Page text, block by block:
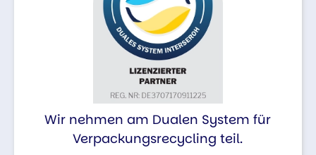
Wir nehmen am Dualen System für
Verpackungsrecycling teil.